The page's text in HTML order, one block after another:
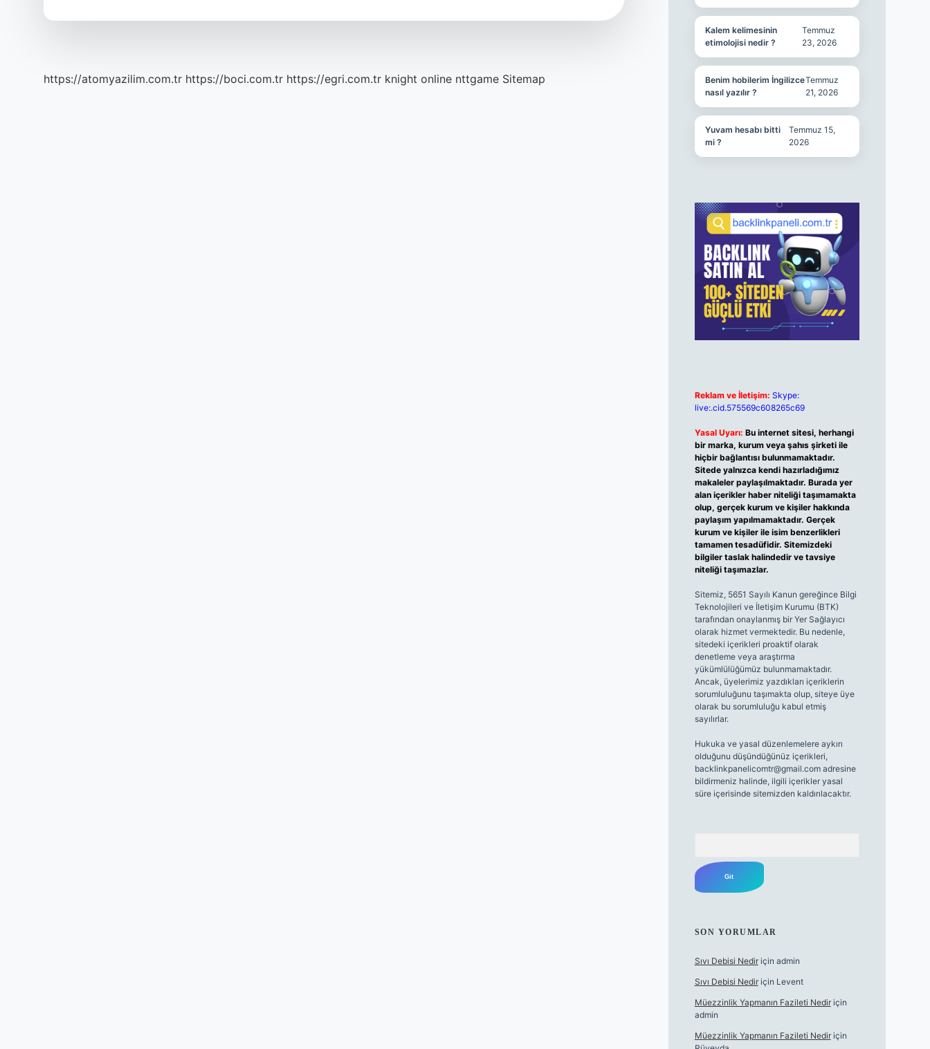
https://atomyazilim.com.tr https://boci.com.tr https://egri.com.tr knight online nttgame Sitemap
Kalem kelimesinin
etimolojisi nedir ?
Temmuz
23, 2026
Benim hobilerim İngilizce
nasıl yazılır ?
Temmuz
21, 2026
Yuvam hesabı bitti
mi ?
Temmuz 15,
2026
Reklam ve İletişim: Skype:
live:.cid.575569c608265c69
Yasal Uyarı: Bu internet sitesi, herhangi
bir marka, kurum veya şahıs şirketi ile
hiçbir bağlantısı bulunmamaktadır.
Sitede yalnızca kendi hazırladığımız
makaleler paylaşılmaktadır. Burada yer
alan içerikler haber niteliği taşımamakta
olup, gerçek kurum ve kişiler hakkında
paylaşım yapılmamaktadır. Gerçek
kurum ve kişiler ile isim benzerlikleri
tamamen tesadüfidir. Sitemizdeki
bilgiler taslak halindedir ve tavsiye
niteliği taşımazlar.
Sitemiz, 5651 Sayılı Kanun gereğince Bilgi
Teknolojileri ve İletişim Kurumu (BTK)
tarafından onaylanmış bir Yer Sağlayıcı
olarak hizmet vermektedir. Bu nedenle,
sitedeki içerikleri proaktif olarak
denetleme veya araştırma
yükümlülüğümüz bulunmamaktadır.
Ancak, üyelerimiz yazdıkları içeriklerin
sorumluluğunu taşımakta olup, siteye üye
olarak bu sorumluluğu kabul etmiş
sayılırlar.
Hukuka ve yasal düzenlemelere aykırı
olduğunu düşündüğünüz içerikleri,
backlinkpanelicomtr@gmail.comadresine
bildirmeniz halinde, ilgili içerikler yasal
süre içerisinde sitemizden kaldırılacaktır.
SON YORUMLAR
Sıvı Debisi Nediriçin admin
Sıvı Debisi Nediriçin Levent
Müezzinlik Yapmanın Fazileti Nediriçin
admin
Müezzinlik Yapmanın Fazileti Nediriçin